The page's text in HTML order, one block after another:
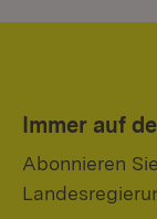
Immer auf
Abonnieren